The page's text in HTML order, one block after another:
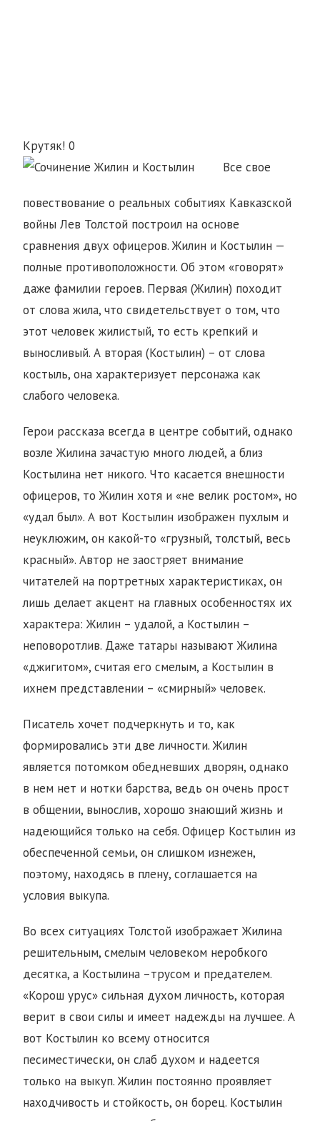
Крутяк! 0
Все свое
повествование о реальных событиях Кавказской
войны Лев Толстой построил на основе
сравнения двух офицеров. Жилин и Костылин —
полные противоположности. Об этом «говорят»
даже фамилии героев. Первая (Жилин) походит
от слова жила, что свидетельствует о том, что
этот человек жилистый, то есть крепкий и
выносливый. А вторая (Костылин) – от слова
костыль, она характеризует персонажа как
слабого человека.
Герои рассказа всегда в центре событий, однако
возле Жилина зачастую много людей, а близ
Костылина нет никого. Что касается внешности
офицеров, то Жилин хотя и «не велик ростом», но
«удал был». А вот Костылин изображен пухлым и
неуклюжим, он какой-то «грузный, толстый, весь
красный». Автор не заостряет внимание
читателей на портретных характеристиках, он
лишь делает акцент на главных особенностях их
характера: Жилин – удалой, а Костылин –
неповоротлив. Даже татары называют Жилина
«джигитом», считая его смелым, а Костылин в
ихнем представлении – «смирный» человек.
Писатель хочет подчеркнуть и то, как
формировались эти две личности. Жилин
является потомком обедневших дворян, однако
в нем нет и нотки барства, ведь он очень прост
в общении, вынослив, хорошо знающий жизнь и
надеющийся только на себя. Офицер Костылин из
обеспеченной семьи, он слишком изнежен,
поэтому, находясь в плену, соглашается на
условия выкупа.
Во всех ситуациях Толстой изображает Жилина
решительным, смелым человеком неробкого
десятка, а Костылина –трусом и предателем.
«Корош урус» сильная духом личность, которая
верит в свои силы и имеет надежды на лучшее. А
вот Костылин ко всему относится
песиместически, он слаб духом и надеется
только на выкуп. Жилин постоянно проявляет
находчивость и стойкость, он борец. Костылин